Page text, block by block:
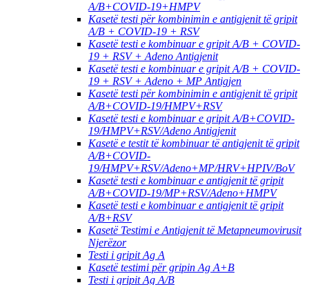
A/B+COVID-19+HMPV
Kasetë testi për kombinimin e antigjenit të gripit
A/B + COVID-19 + RSV
Kasetë testi e kombinuar e gripit A/B + COVID-
19 + RSV + Adeno Antigjenit
Kasetë testi e kombinuar e gripit A/B + COVID-
19 + RSV + Adeno + MP Antigjen
Kasetë testi për kombinimin e antigjenit të gripit
A/B+COVID-19/HMPV+RSV
Kasetë testi e kombinuar e gripit A/B+COVID-
19/HMPV+RSV/Adeno Antigjenit
Kasetë e testit të kombinuar të antigjenit të gripit
A/B+COVID-
19/HMPV+RSV/Adeno+MP/HRV+HPIV/BoV
Kasetë testi e kombinuar e antigjenit të gripit
A/B+COVID-19/MP+RSV/Adeno+HMPV
Kasetë testi e kombinuar e antigjenit të gripit
A/B+RSV
Kasetë Testimi e Antigjenit të Metapneumovirusit
Njerëzor
Testi i gripit Ag A
Kasetë testimi për gripin Ag A+B
Testi i gripit Ag A/B